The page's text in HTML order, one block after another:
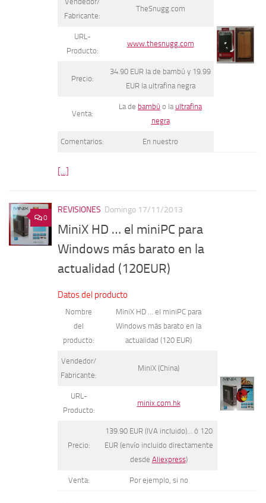
Fabricante:
TheSnugg.com
URL-
Producto:
www.thesnugg.com
Precio:
34.90 EUR la de bambú y 19.99
EUR la ultrafina negra
Venta:
La de bambú o la ultrafina
negra
Comentarios: En nuestro
[...]
0
REVISIONES Domingo 17/11/2013
MiniX HD … el miniPC para
Windows más barato en la
actualidad (120EUR)
Datos del producto
Nombre
del
producto:
MiniX HD … el miniPC para
Windows más barato en la
actualidad (120 EUR)
Vendedor/
Fabricante:
MiniX (China)
URL-
Producto:
minix.com.hk
Precio:
139.90 EUR (IVA incluido)… ó 120
EUR (envío incluido directamente
desde Aliexpress)
Venta: Por ejemplo, si no